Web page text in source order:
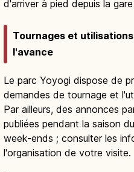
d'arriver à pied depuis la
Tournages et
l'avance
Le parc Yoyogi dispose de
demandes de tournage et
Par ailleurs, des annonces
publiées pendant la saison
week-ends ; consulter les
l'organisation de votre visite.